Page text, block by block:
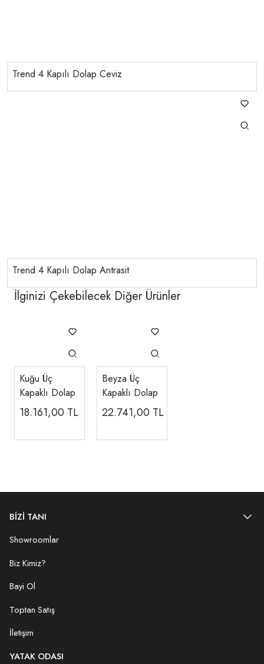
Trend 4 Kapılı Dolap Ceviz
Trend 4 Kapılı Dolap Antrasit
İlginizi Çekebilecek Diğer Ürünler
Kuğu Üç
Kapaklı Dolap
18.161,00 TL
Beyza Üç
Kapaklı Dolap
22.741,00 TL
BİZİ TANI
Showroomlar
Biz Kimiz?
Bayi Ol
Toptan Satış
İletişim
YATAK ODASI